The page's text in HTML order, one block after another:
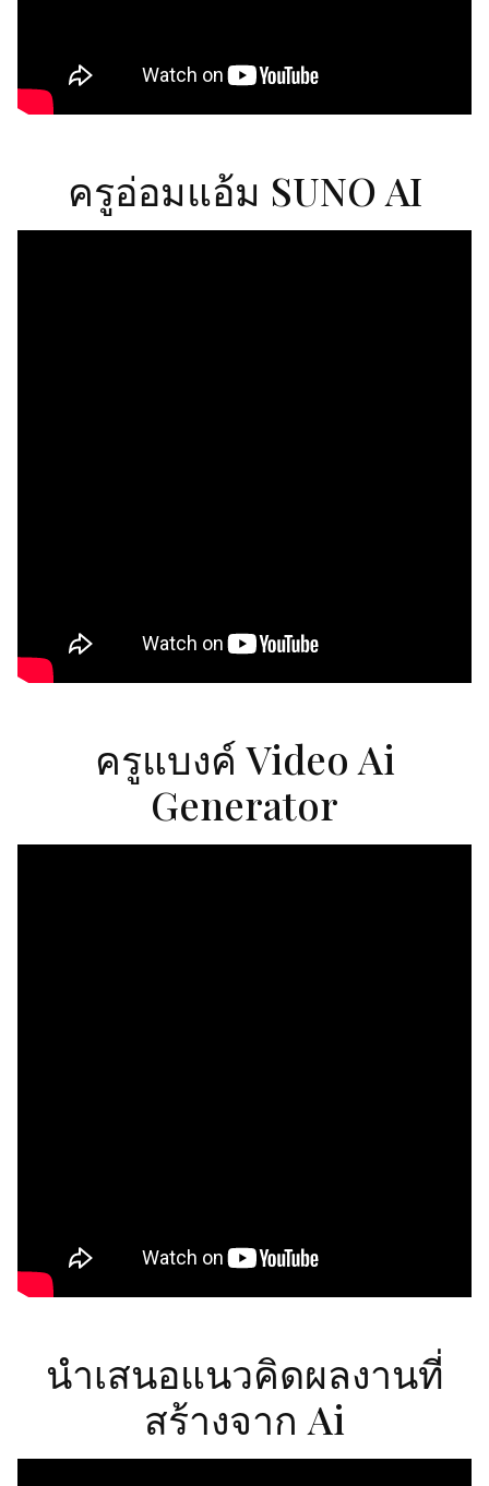
ครูอ่อมแอ้ม SUNO AI
ครูแบงค์ Video Ai
Generator
นำเสนอแนวคิดผลงานที่
สร้างจาก Ai